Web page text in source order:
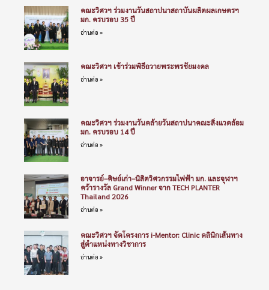
คณะวิศวฯ ร่วมงานวันสถาปนาสถาบันผลิตผลเกษตรฯ
มก. ครบรอบ 35 ปี
อ่านต่อ »
คณะวิศวฯ เข้าร่วมพิธีถวายพระพรชัยมงคล
อ่านต่อ »
คณะวิศวฯ ร่วมงานวันคล้ายวันสถาปนาคณะสิ่งแวดล้อม
มก. ครบรอบ 14 ปี
อ่านต่อ »
อาจารย์–ศิษย์เก่า–นิสิตวิศวกรรมไฟฟ้า มก. และจุฬาฯ
คว้ารางวัล Grand Winner จาก TECH PLANTER
Thailand 2026
อ่านต่อ »
คณะวิศวฯ จัดโครงการ i-Mentor: Clinic คลินิกเส้นทาง
สู่ตำแหน่งทางวิชาการ
อ่านต่อ »